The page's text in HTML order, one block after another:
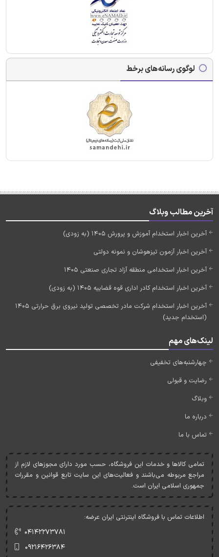
لوگوی رسانه‌های برخط
آخرین مطالب وبلاگ
آخرین اخبار استخدام آموزش و پرورش 1405 (به زودی)
آخرین اخبار آزمون تیزهوشان و نمونه دولتی
آخرین اخبار استخدامی منطقه آزاد تجاری صنعتی 1405
آخرین اخبار استخدام کادر اداری قوه قضاییه 1405 (به زودی)
آخرین اخبار استخدام شرکت مادر تخصصی تولید نیروی برق حرارتی 1405
(استخدام جدید)
لینک‌های مهم
چهارشنبه‌های تخفیفی
رضایت و قبولی
وبلاگ
درباره ما
تماس با ما
تمامی کالاها و خدمات اين فروشگاه، حسب مورد دارای مجوزهای لازم از
مراجع مربوطه می‌باشند و فعاليت‌های اين سايت تابع قوانين و مقررات
جمهوری اسلامی ايران است.
اطلاعات تماس با فروشگاه اینترنتی ایران عرضه:
۰۴۱۴۲۲۷۳۷۸۱
۰۹۲۱۶۴۲۶۳۸۴